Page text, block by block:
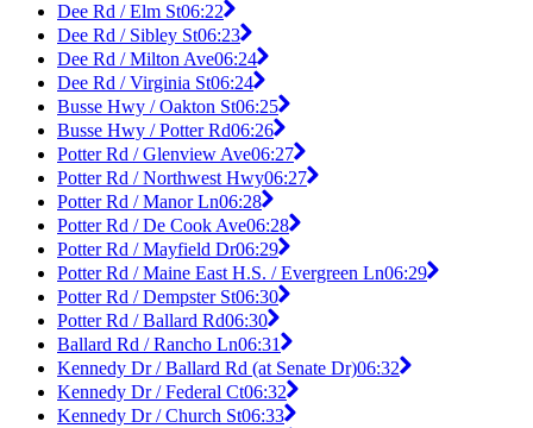
Dee Rd / Elm St06:22
Dee Rd / Sibley St06:23
Dee Rd / Milton Ave06:24
Dee Rd / Virginia St06:24
Busse Hwy / Oakton St06:25
Busse Hwy / Potter Rd06:26
Potter Rd / Glenview Ave06:27
Potter Rd / Northwest Hwy06:27
Potter Rd / Manor Ln06:28
Potter Rd / De Cook Ave06:28
Potter Rd / Mayfield Dr06:29
Potter Rd / Maine East H.S. / Evergreen Ln06:29
Potter Rd / Dempster St06:30
Potter Rd / Ballard Rd06:30
Ballard Rd / Rancho Ln06:31
Kennedy Dr / Ballard Rd (at Senate Dr)06:32
Kennedy Dr / Federal Ct06:32
Kennedy Dr / Church St06:33